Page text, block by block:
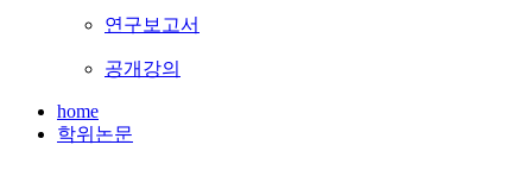
연구보고서
공개강의
home
학위논문